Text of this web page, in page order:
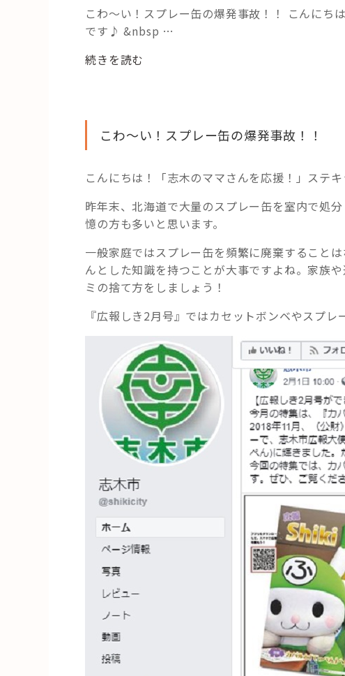
こわ～い！スプレー缶の爆発事故！！ こんにち
です♪ &nbsp …
“【志
っ
た！！
ス
プ
レ
ー
缶
正
て？”
続きを読む
こわ～い！スプレー缶の爆発事故！！
こんにちは！「志木のママさんを応援！」ステ
昨年末、北海道で大量のスプレー缶を室内で処
憶の方も多いと思います。
一般家庭ではスプレー缶を頻繁に廃棄すること
んとした知識を持つことが大事ですよね。家族
ミの捨て方をしましょう！
『広報しき2月号』ではカセットボンベやスプ